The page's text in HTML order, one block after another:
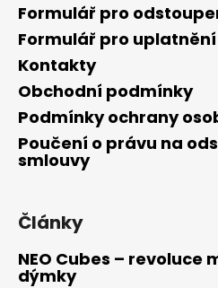
Formulář pro
Formulář pro
Kontakty
Obchodní podmínky
Podmínky ochrany
Poučení o právu na
smlouvy
Články
NEO Cubes – revoluce
dýmky